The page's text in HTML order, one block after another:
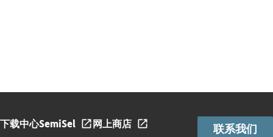
下载中心SemiSel
网上商店
联系我们